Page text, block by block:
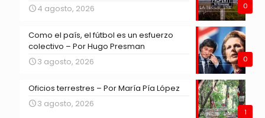
0
4 agosto, 2026
0
Como el país, el fútbol es un esfuerzo
colectivo – Por Hugo Presman
3 agosto, 2026
1
Oficios terrestres – Por María Pía López
3 agosto, 2026